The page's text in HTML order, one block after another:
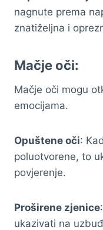
nagnute prema
znatiželjna i
Mačje oči:
Mačje oči mogu
emocijama.
Opuštene oči:
poluotvorene, to
povjerenje.
Proširene zjenice
ukazivati na